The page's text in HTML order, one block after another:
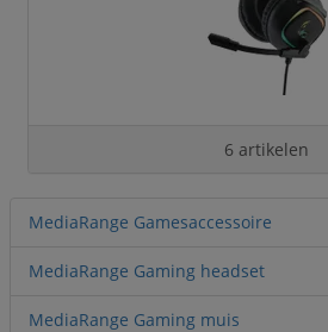
6 artikelen
MediaRange Gamesaccessoire
MediaRange Gaming headset
MediaRange Gaming muis